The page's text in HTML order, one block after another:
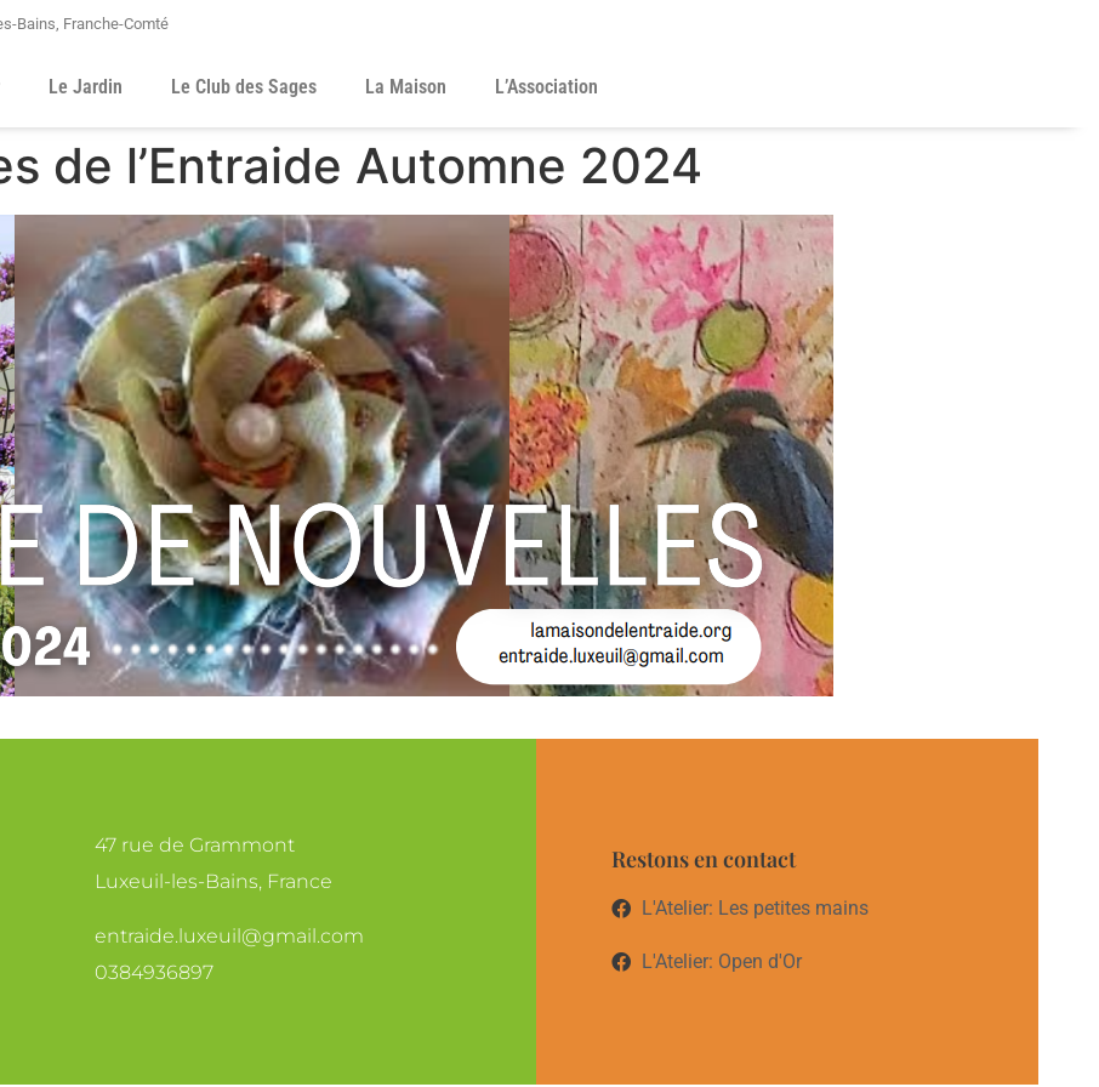
Bains, Franche-Comté
Le Jardin Le Club des Sages La Maison L’Association
de l’Entraide Automne 2024
47 rue de Grammont
Luxeuil-les-Bains, France
entraide.luxeuil@gmail.com
0384936897
Restons en contact
L'Atelier: Les petites mains
L'Atelier: Open d'Or